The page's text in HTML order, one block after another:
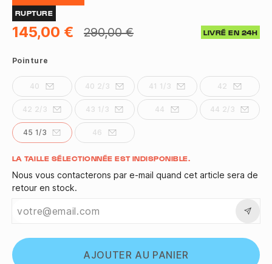
RUPTURE
145,00 € 290,00 € LIVRÉ EN 24H
Pointure
40 40 2/3 41 1/3 42
42 2/3 43 1/3 44 44 2/3
45 1/3 46
Quantité
LA TAILLE SÉLECTIONNÉE EST INDISPONIBLE.
Nous vous contacterons par e-mail quand cet article sera de
retour en stock.
AJOUTER AU PANIER